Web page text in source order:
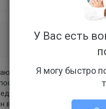
в городе Сыктывкар
проблемы
что якобы я
оправдываться и
У Вас есть
Я могу быстро